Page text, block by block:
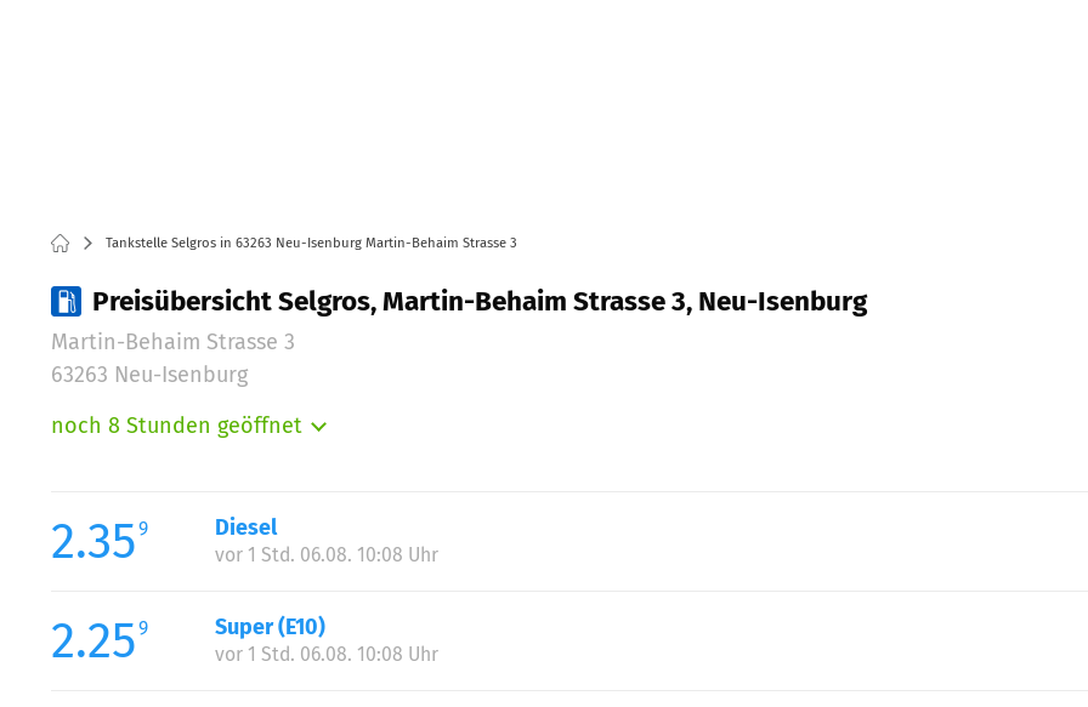
Tankstelle Selgros in 63263 Neu-Isenburg Martin-Behaim Strasse 3
Preisübersicht Selgros, Martin-Behaim Strasse 3, Neu-Isenburg
Martin-Behaim Strasse 3
63263 Neu-Isenburg
noch 8 Stunden geöffnet
Mittwoch:
Donnerstag:
Samstag:
2.359 Diesel
vor 1 Std. 06.08. 10:08 Uhr
2.259 Super (E10)
vor 1 Std. 06.08. 10:08 Uhr